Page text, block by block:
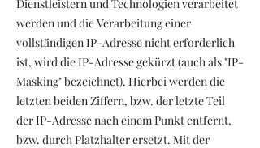
Dienstleistern und Technologien verarbeitet
werden und die Verarbeitung einer
vollständigen IP-Adresse nicht erforderlich
ist, wird die IP-Adresse gekürzt (auch als "IP-
Masking" bezeichnet). Hierbei werden die
letzten beiden Ziffern, bzw. der letzte Teil
der IP-Adresse nach einem Punkt entfernt,
bzw. durch Platzhalter ersetzt. Mit der